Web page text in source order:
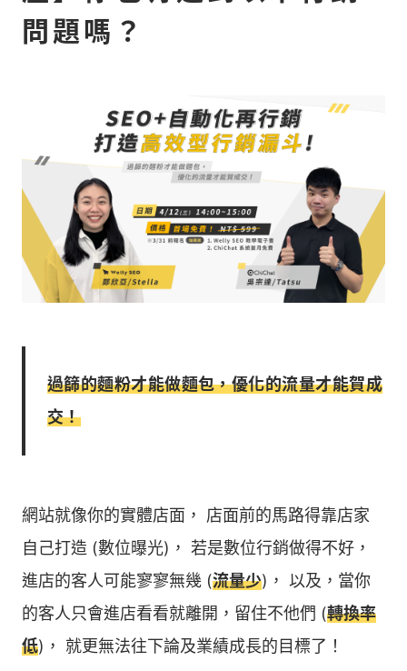
問題嗎？
過篩的麵粉才能做麵包，優化的流量才能賀成
交！
網站就像你的實體店面， 店面前的馬路得靠店家
自己打造 (數位曝光)， 若是數位行銷做得不好，
進店的客人可能寥寥無幾 (流量少)， 以及，當你
的客人只會進店看看就離開，留住不他們 (轉換率
低)， 就更無法往下論及業績成長的目標了！